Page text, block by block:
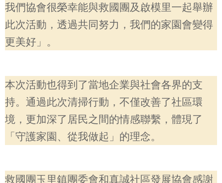
我們協會很榮幸能與救國團及啟模里一起舉辦
此次活動，透過共同努力，我們的家園會變得
更美好」。
本次活動也得到了當地企業與社會各界的支
持。通過此次清掃行動，不僅改善了社區環
境，更加深了居民之間的情感聯繫，體現了
「守護家園、從我做起」的理念。
救國團玉里鎮團委會和真誠社區發展協會感謝